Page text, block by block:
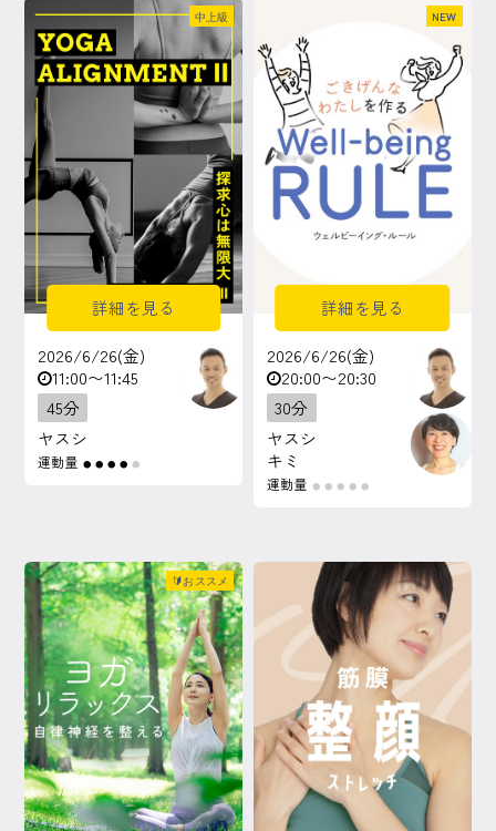
中上級
詳細を見る
2026/6/26(金)
11:00〜11:45
45分
ヤスシ
運動量 ● ● ● ● ●
NEW
詳細を見る
2026/6/26(金)
20:00〜20:30
30分
ヤスシ
キミ
運動量 ● ● ● ● ●
🔰おススメ